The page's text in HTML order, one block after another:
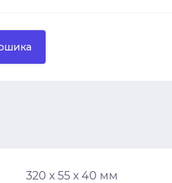
320 х 55 х 40 мм